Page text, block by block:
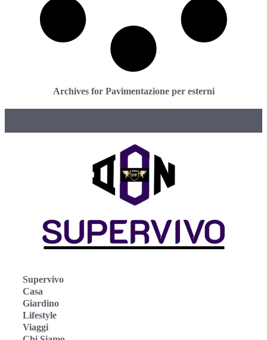
Archives for Pavimentazione per esterni
Supervivo
Casa
Giardino
Lifestyle
Viaggi